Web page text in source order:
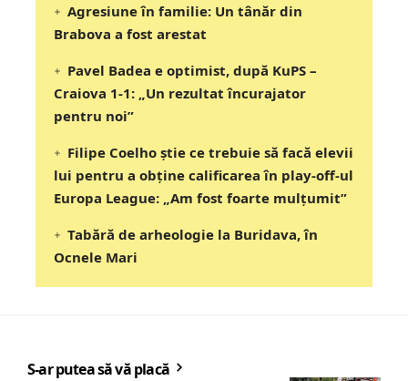
Agresiune în familie: Un tânăr din
Brabova a fost arestat
Pavel Badea e optimist, după KuPS –
Craiova 1-1: „Un rezultat încurajator
pentru noi”
Filipe Coelho știe ce trebuie să facă elevii
lui pentru a obține calificarea în play-off-ul
Europa League: „Am fost foarte mulțumit”
Tabără de arheologie la Buridava, în
Ocnele Mari
S-ar putea să vă placă